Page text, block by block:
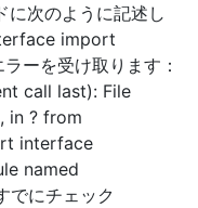
次のように記述し
import
ーを受け取ります：
call last): File
in ? from
interface
named
にチェック